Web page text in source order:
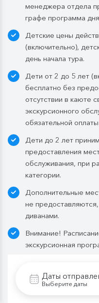
Даты
Выберите даты
менеджера отдела
графе программа
Детские цены
(включительно),
день начала тура.
Дети от 2 до 5 лет
бесплатно без
отсутствии в каюте
экскурсионного
обязательной
Дети до 2 лет
предоставления
обслуживания, при
категории.
Дополнительные
не
диванами.
Внимание!
экскурсионная
предварительными